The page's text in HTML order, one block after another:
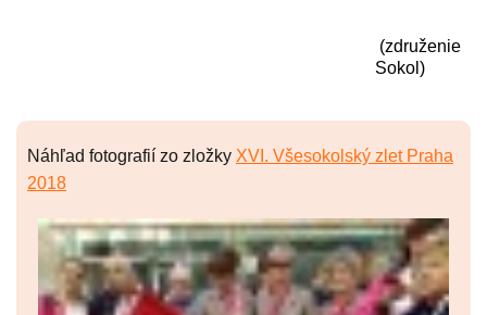
(združenie
Sokol)
Náhľad fotografií zo zložky XVI. Všesokolský zlet Praha
2018